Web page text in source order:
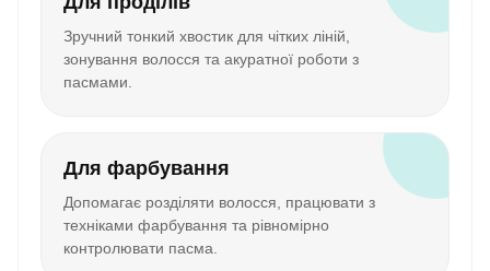
Зручний тонкий хвостик для чітких ліній,
зонування волосся та акуратної роботи з
пасмами.
Для фарбування
Допомагає розділяти волосся, працювати з
техніками фарбування та рівномірно
контролювати пасма.